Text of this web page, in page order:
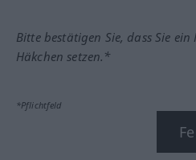
Bitte bestätigen Sie, dass Sie
Häkchen setzen.*
*Pflichtfeld